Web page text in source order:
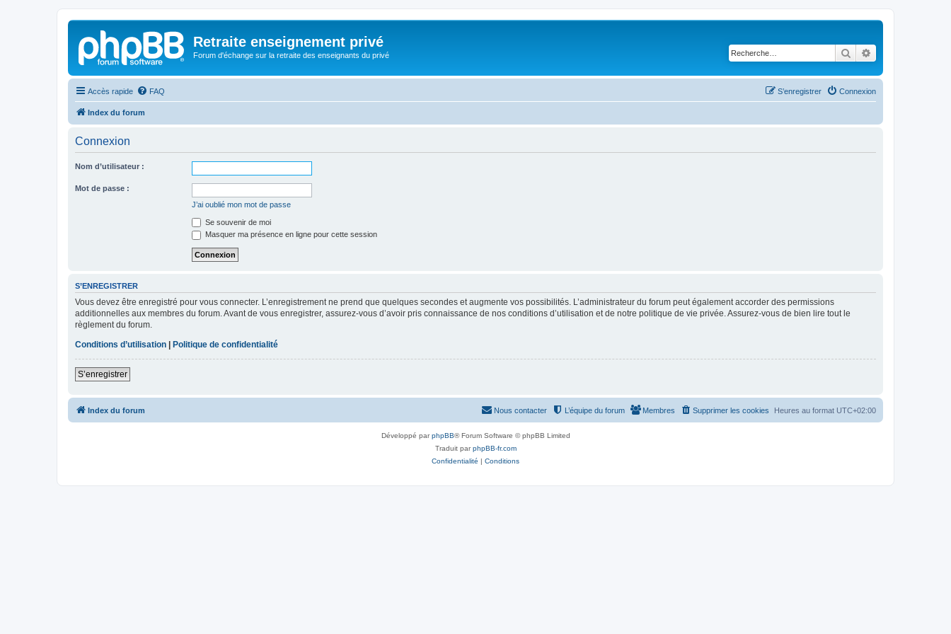
Retraite enseignement privé
Forum d'échange sur la retraite des enseignants du privé Rechercher
Accès rapide FAQ Connexion
S’enregistrer
Index du forum
Connexion
Nom d’utilisateur :
Mot de passe :
J’ai oublié mon mot de passe
Se souvenir de moi
Masquer ma présence en ligne pour cette session
S’ENREGISTRER
Vous devez être enregistré pour vous connecter. L’enregistrement ne prend que quelques secondes et augmente vos possibilités. L’administrateur du forum peut également accorder des permissions
additionnelles aux membres du forum. Avant de vous enregistrer, assurez-vous d’avoir pris connaissance de nos conditions d’utilisation et de notre politique de vie privée. Assurez-vous de bien lire tout le
règlement du forum.
Conditions d’utilisation
Politique de confidentialité
S’enregistrer
Index du forum Heures au format UTC+02:00
Supprimer les cookies
Membres
L’équipe du forum
Nous contacter
Développé parphpBB® Forum Software © phpBB Limited
Traduit parphpBB-fr.com
Confidentialité | Conditions